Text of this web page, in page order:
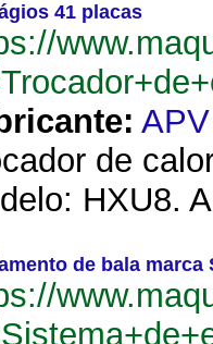
41 placas
APV
de
HXU8.
de bala marca